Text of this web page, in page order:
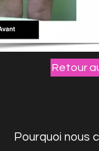
Retour
Pourquoi nous